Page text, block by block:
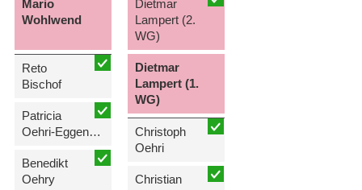
Mario
Wohlwend
Reto
Bischof
Patricia
Oehri-Eggenberger
Benedikt
Oehry
Dietmar
Lampert (2.
WG)
Dietmar
Lampert (1.
WG)
Christoph
Oehri
Christian